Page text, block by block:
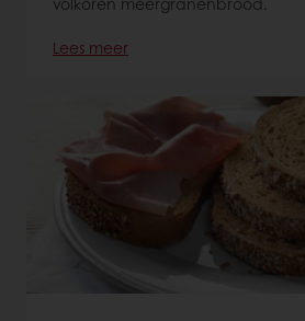
Lees meer